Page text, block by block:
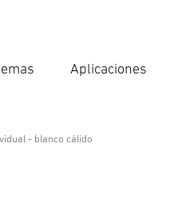
Aplicaciones
- blanco cálido